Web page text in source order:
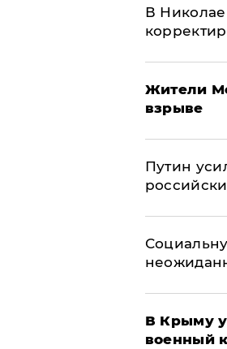
В
Жители
взрыве
Путин
В Крыму
военный